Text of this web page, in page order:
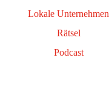
Lokale Unternehmen
Rätsel
Podcast